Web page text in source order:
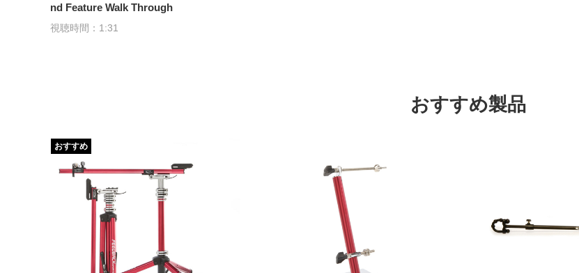
nd Feature Walk Through
視聴時間：1:31
おすすめ製品
おすすめ